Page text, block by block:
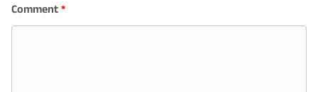
Comment*